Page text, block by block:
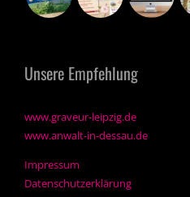
Unsere Empfehlung
www.graveur-leipzig.de
www.anwalt-in-dessau.de
Impressum
Datenschutzerklärung